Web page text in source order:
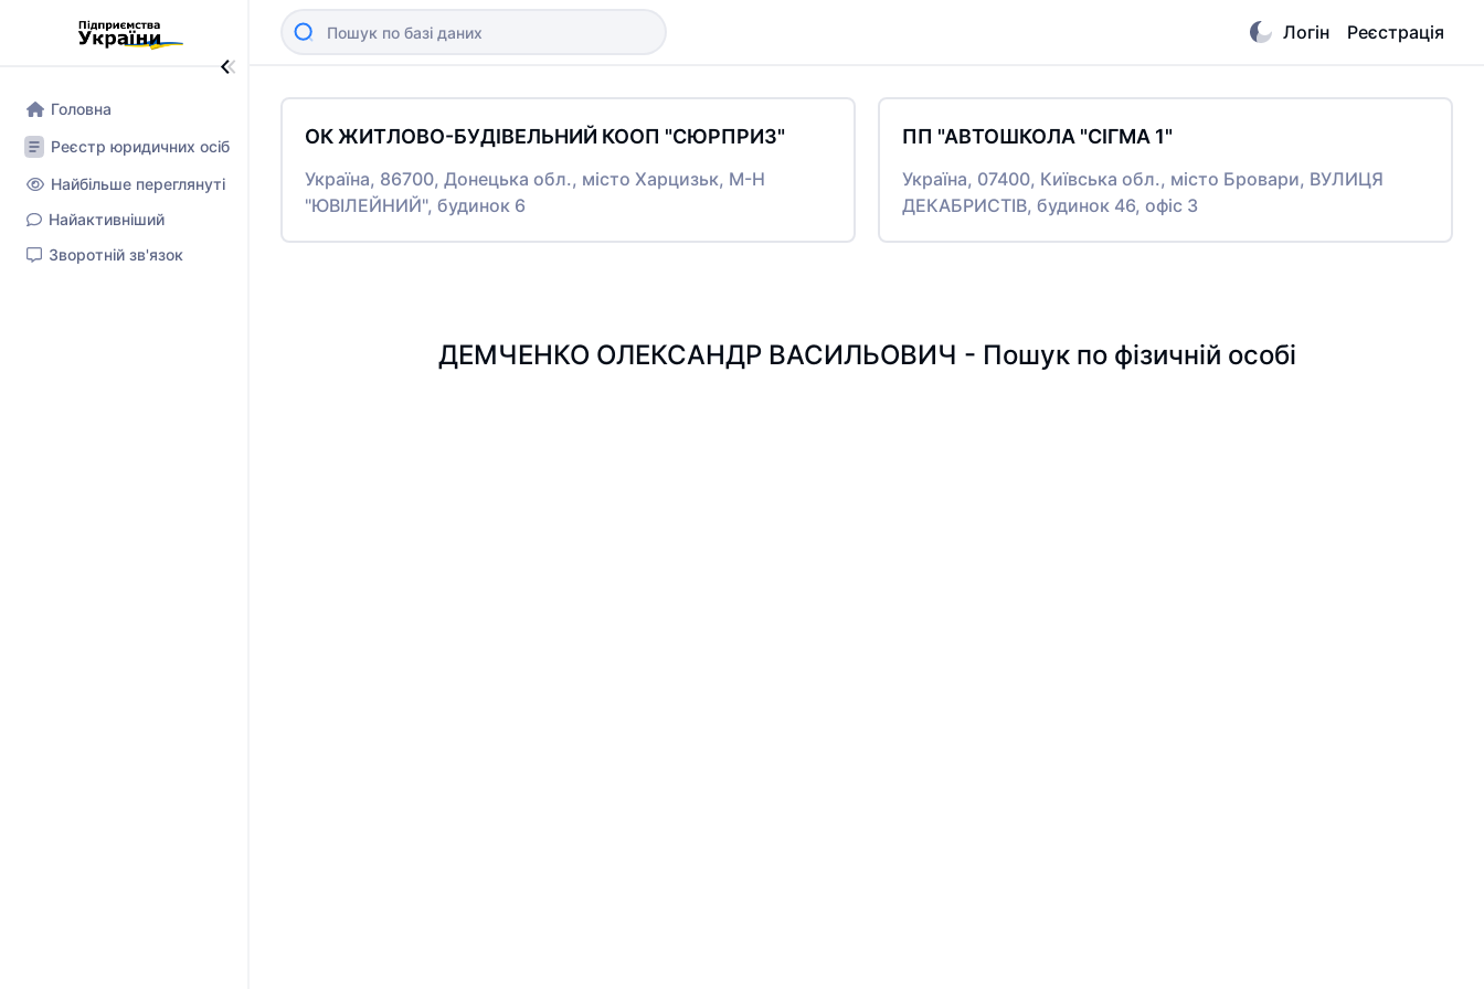
Головна
Реєстр юридичних осіб
Найбільше переглянуті
Найактивніший
Зворотній зв'язок
Логін Реєстрація
ОК ЖИТЛОВО-БУДІВЕЛЬНИЙ КООП "СЮРПРИЗ"
Україна, 86700, Донецька обл., місто Харцизьк, М-Н
"ЮВІЛЕЙНИЙ", будинок 6
ПП "АВТОШКОЛА "СІГМА 1"
Україна, 07400, Київська обл., місто Бровари, ВУЛИЦЯ
ДЕКАБРИСТІВ, будинок 46, офіс 3
ДЕМЧЕНКО ОЛЕКСАНДР ВАСИЛЬОВИЧ - Пошук по фізичній особі